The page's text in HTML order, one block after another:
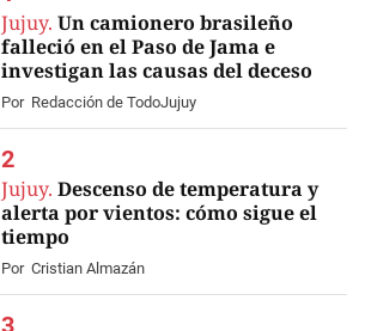
Jujuy. Un camionero brasileño
falleció en el Paso de Jama e
investigan las causas del deceso
Por Redacción de TodoJujuy
Jujuy. Descenso de temperatura y
alerta por vientos: cómo sigue el
tiempo
Por Cristian Almazán